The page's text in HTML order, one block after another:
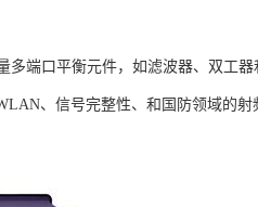
端口平衡元件，如滤波器、双工器
、信号完整性、和国防领域的